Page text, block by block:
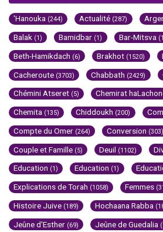
'Hanouka (244) Actualité (287)
Balak (1) Bamidbar (1) Bar-Mitsva
Beth-Hamikdach (6) Brakhot (1520)
Cacheroute (3703) Chabbath (2429)
Chémini Atseret (5) Chemirat
Chemita (135) Chiddoukh (200)
Compte du Omer (264) Conversion (303)
Couple et Famille (5) Deuil (1102)
Education (1) Education (1)
Explications de Torah (1058) Femmes
Histoire Juive (189) Hochaana Rabba
Jeûne d'Esther (69) Jeûne de Guedalia